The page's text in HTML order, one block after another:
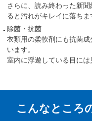
さらに、読み終わった新
ると汚れがキレイに落ちま
除菌・抗菌
衣類用の柔軟剤にも抗菌
います。
室内に浮遊している目には
こんなところ